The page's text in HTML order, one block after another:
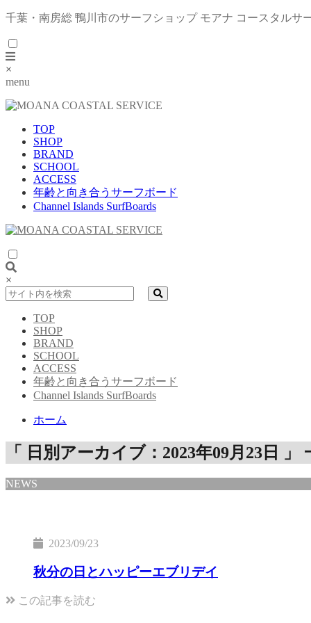
千葉・南房総 鴨川市のサーフショップ モアナ コースタルサ
×
menu
TOP
SHOP
BRAND
SCHOOL
ACCESS
年齢と向き合うサーフボード
Channel Islands SurfBoards
×
TOP
SHOP
BRAND
SCHOOL
ACCESS
年齢と向き合うサーフボード
Channel Islands SurfBoards
ホーム
「 日別アーカイブ：2023年09月23日 」
NEWS
2023/09/23
秋分の日とハッピーエブリデイ
この記事を読む